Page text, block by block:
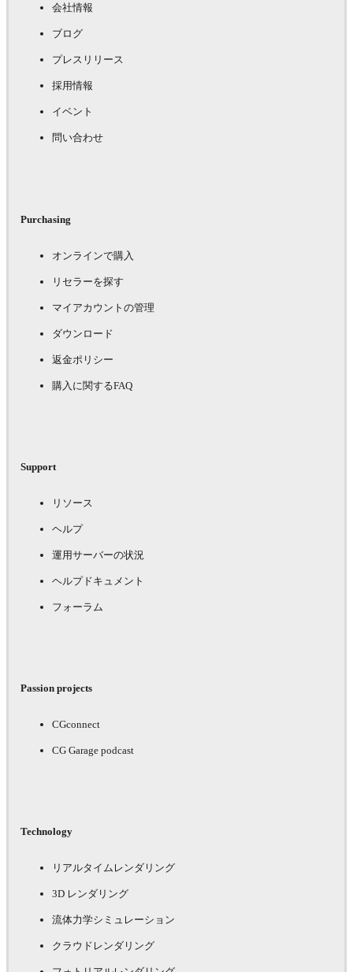
会社情報
ブログ
プレスリリース
採用情報
イベント
問い合わせ
Purchasing
オンラインで購入
リセラーを探す
マイアカウントの管理
ダウンロード
返金ポリシー
購入に関するFAQ
Support
リソース
ヘルプ
運用サーバーの状況
ヘルプドキュメント
フォーラム
Passion projects
CGconnect
CG Garage podcast
Technology
リアルタイムレンダリング
3D レンダリング
流体力学シミュレーション
クラウドレンダリング